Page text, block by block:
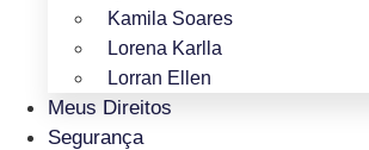
Kamila Soares
Lorena Karlla
Lorran Ellen
Meus Direitos
Segurança